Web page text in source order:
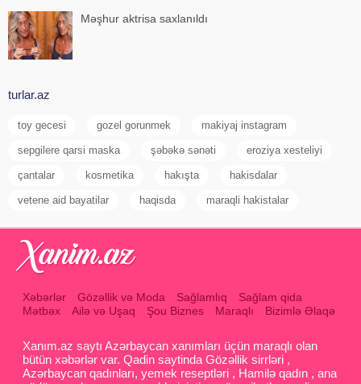
Məşhur aktrisa saxlanıldı
turlar.az
toy gecesi gozel gorunmek makiyaj instagram
sepgilere qarsi maska şəbəkə sənəti eroziya xesteliyi
çantalar kosmetika hakışta hakisdalar
vetene aid bayatilar haqisda maraqli hakistalar
Xəbərlər Gözəllik və Moda Sağlamlıq
Sağlam qida
Mətbəx
Ailə və Uşaq Şou Biznes Maraqlı Bizimlə Əlaqə
Xanım.az saytı Azərbaycan xanımları üçün maraqlı olan
bütün xəbərlər var. Qadin saytinda Gözəllik sirrləri ,
Azərbaycan qadınları, yemek reseptləri , Hamilə qadın , ana